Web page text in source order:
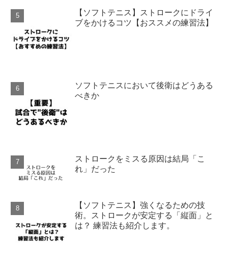
【ソフトテニス】ストロークにドライ
ブをかけるコツ【おススメの練習法】
ソフトテニスにおいて後衛はどうある
べきか
ストロークをミスる原因は結局「こ
れ」だった
【ソフトテニス】強くなるための技
術。ストロークが安定する「縦面」と
は？ 練習法も紹介します。